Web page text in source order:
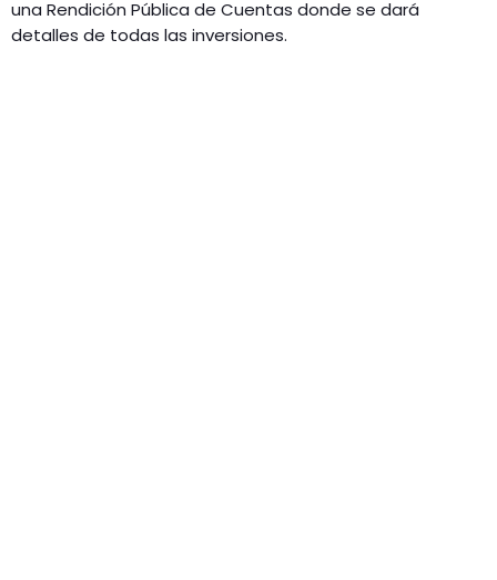
una Rendición Pública de Cuentas donde se dará
detalles de todas las inversiones.